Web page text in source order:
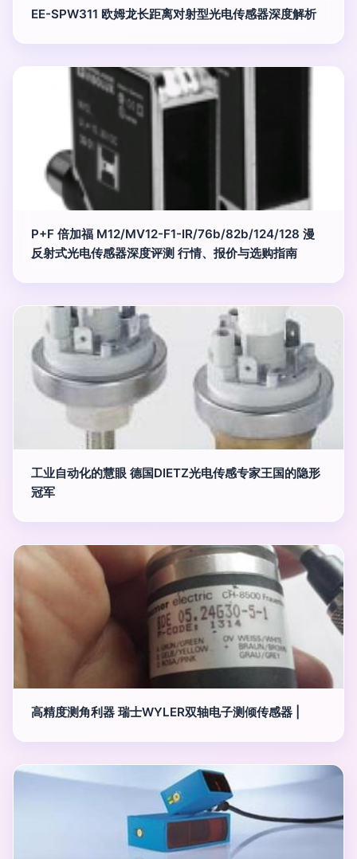
EE-SPW311 欧姆龙长距离对射型光电传感器深度解析
P+F 倍加福 M12/MV12-F1-IR/76b/82b/124/128 漫
反射式光电传感器深度评测 行情、报价与选购指南
工业自动化的慧眼 德国DIETZ光电传感专家王国的隐形
冠军
高精度测角利器 瑞士WYLER双轴电子测倾传感器 |